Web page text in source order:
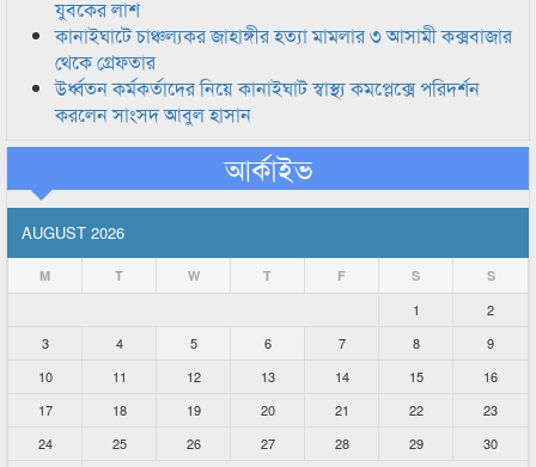
যুবকের লাশ
কানাইঘাটে চাঞ্চল্যকর জাহাঙ্গীর হত্যা মামলার ৩ আসামী কক্সবাজার
থেকে গ্রেফতার
উর্ধ্বতন কর্মকর্তাদের নিয়ে কানাইঘাট স্বাস্থ্য কমপ্লেক্সে পরিদর্শন
করলেন সাংসদ আবুল হাসান
আর্কাইভ
AUGUST 2026
M T W T F S S
1
2
3
4 5 6 7 8
9
10
11 12 13 14 15
16
17
18 19 20 21 22
23
24
25 26 27 28 29 30